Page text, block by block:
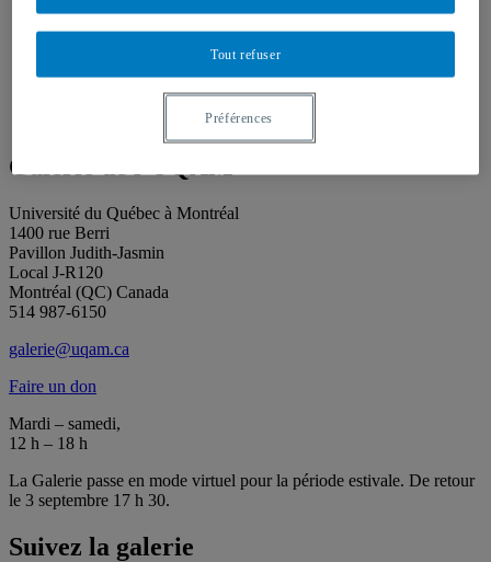
Proposition de projet
Partenaires
Salle de presse
Galerie de l’UQAM
Université du Québec à Montréal
1400 rue Berri
Pavillon Judith-Jasmin
Local J-R120
Montréal (QC) Canada
514 987-6150
galerie@uqam.ca
Faire un don
Mardi – samedi,
12 h – 18 h
La Galerie passe en mode virtuel pour la période estivale. De retour
le 3 septembre 17 h 30.
Suivez la galerie
Tout refuser
Préférences